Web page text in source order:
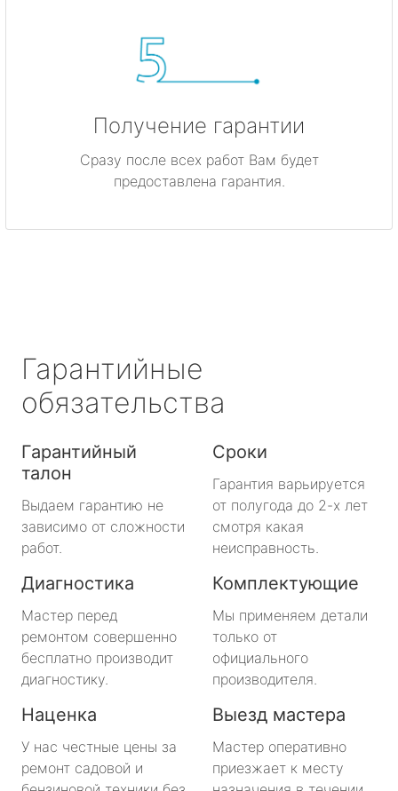
Получение гарантии
Сразу после всех работ Вам будет
предоставлена гарантия.
Гарантийные
обязательства
Гарантийный
талон
Выдаем гарантию не
зависимо от сложности
работ.
Сроки
Гарантия варьируется
от полугода до 2-х лет
смотря какая
неисправность.
Диагностика
Мастер перед
ремонтом совершенно
бесплатно производит
диагностику.
Комплектующие
Мы применяем детали
только от
официального
производителя.
Наценка
У нас честные цены за
ремонт садовой и
Выезд мастера
Мастер оперативно
приезжает к месту